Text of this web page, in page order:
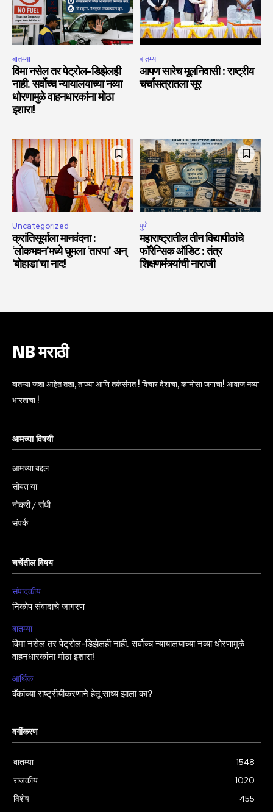
बातम्या
विमा नसेल तर पेट्रोल-डिझेलही
नाही. सर्वोच्च न्यायालयाच्या नव्या
धोरणामुळे वाहनधारकांना मोठा
इशारा!
बातम्या
आपण सारेच मूलनिवासी : राष्ट्रीय
चर्चासत्रातला सूर
Uncategorized
क्रांतिसूर्याला मानवंदना :
‘लोकभवन’मध्ये घुमला ‘तारपा’ अन्
‘बोहाडा’चा नाद!
पुणे
महाराष्ट्रातील तीन विद्यापीठांचे
फॉरेन्सिक ऑडिट : तंत्र
शिक्षणमंत्र्यांची नाराजी
NB मराठी
बातम्या जशा आहेत तशा, ताज्या आणि तर्कसंगत ! विचार देशाचा, कानोसा जगाचा! आवाज नव्या
भारताचा !
आमच्या विषयी
आमच्या बद्दल
सोबत या
नोकरी / संधी
संपर्क
चर्चेतील विषय
संपादकीय
निकोप संवादाचे जागरण
बातम्या
विमा नसेल तर पेट्रोल-डिझेलही नाही. सर्वोच्च न्यायालयाच्या नव्या धोरणामुळे
वाहनधारकांना मोठा इशारा!
आर्थिक
बँकांच्या राष्ट्रीयीकरणाने हेतू साध्य झाला का?
वर्गीकरण
बातम्या
1548
राजकीय
1020
विशेष
455